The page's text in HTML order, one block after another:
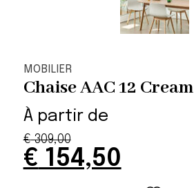
MOBILIER
Chaise AAC 12 Cream
À partir de
€309,00
Original
price
€ 154,50
price